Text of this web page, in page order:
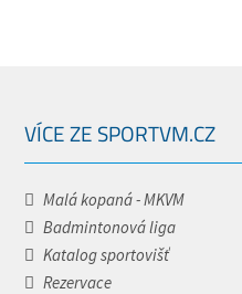
VÍCE ZE SPORTVM.CZ
Malá kopaná - MKVM
Badmintonová liga
Katalog sportovišť
Rezervace